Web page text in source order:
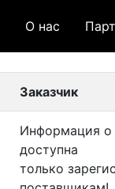
О нас
Заказчик
Информация о
доступна
только